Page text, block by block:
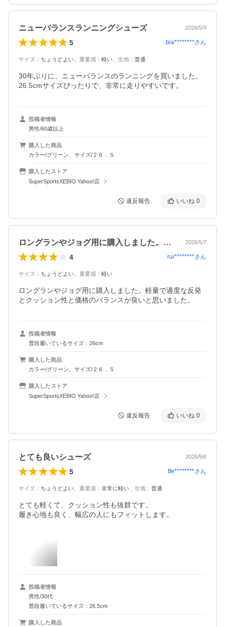
ニューバランスランニングシューズ 2026/5/9
5 bia********さん
サイズ ： ちょうどよい 重量感 ： 軽い 生地 ： 普通
30年ぶりに、ニューバランスのランニングを買いました。
26.5cmサイズぴったりで、非常に走りやすいです。
投稿者情報
男性/60歳以上
購入した商品
カラー/グリーン、サイズ/２６．５
購入したストア
SuperSportsXEBIO Yahoo!店
違反報告 いいね 0
ロングランやジョグ用に購入しました。軽… 2026/5/7
4 rui********さん
サイズ ： ちょうどよい 重量感 ： 軽い
ロングランやジョグ用に購入しました。軽量で適度な反発
とクッション性と価格のバランスが良いと思いました。
投稿者情報
普段履いているサイズ：26cm
購入した商品
カラー/グリーン、サイズ/２６．５
購入したストア
SuperSportsXEBIO Yahoo!店
違反報告 いいね 0
とても良いシューズ 2026/5/6
5 tfe********さん
サイズ ： ちょうどよい 重量感 ： 非常に軽い 生地 ： 普通
とても軽くて、クッション性も抜群です。
履き心地も良く、幅広の人にもフィットします。
投稿者情報
男性/30代
普段履いているサイズ：26.5cm
購入した商品